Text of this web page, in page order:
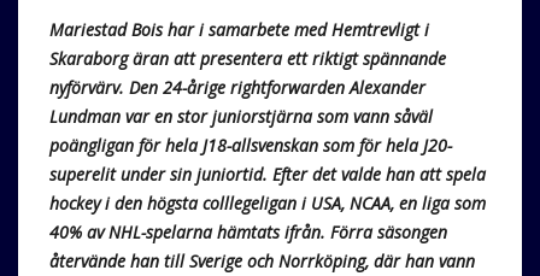
Mariestad Bois har i samarbete med Hemtrevligt i
Skaraborg äran att presentera ett riktigt spännande
nyförvärv. Den 24-årige rightforwarden Alexander
Lundman var en stor juniorstjärna som vann såväl
poängligan för hela J18-allsvenskan som för hela J20-
superelit under sin juniortid. Efter det valde han att spela
hockey i den högsta colllegeligan i USA, NCAA, en liga som
40% av NHL-spelarna hämtats ifrån. Förra säsongen
återvände han till Sverige och Norrköping, där han vann